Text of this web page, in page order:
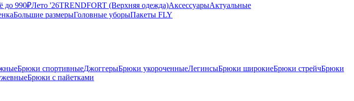
до 990₽Лето '26TRENDFORT (Верхняя одежда)АксессуарыАктуальные
Большие размерыГоловные уборыПакеты FLY
Брюки спортивныеДжоггерыБрюки укороченныеЛегинсыБрюки широкиеБрюки стрейчБрюки
Брюки с пайетками